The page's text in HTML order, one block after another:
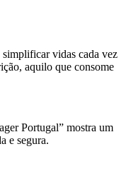
simplificar vidas cada vez
aquilo que consome
Portugal” mostra um
e segura.